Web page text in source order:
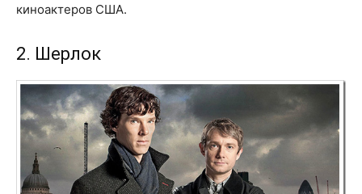
киноактеров США.
2. Шерлок